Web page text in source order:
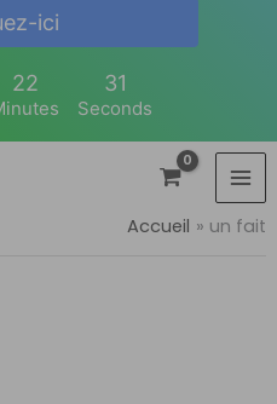
Accueil un fait
ici
22 31
Seconds